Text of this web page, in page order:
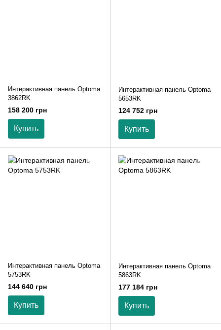
Интерактивная панель Optoma
3862RK
158 200 грн
Купить
Интерактивная панель Optoma
5653RK
124 752 грн
Купить
Интерактивная панель Optoma
5753RK
144 640 грн
Купить
Интерактивная панель Optoma
5863RK
177 184 грн
Купить